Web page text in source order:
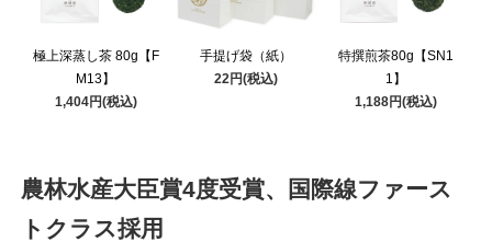
極上深蒸し茶 80g【F
M13】
1,404円(税込)
手提げ袋（紙）
22円(税込)
特撰煎茶80g【SN1
1】
1,188円(税込)
農林水産大臣賞4度受賞、国際線ファース
トクラス採用